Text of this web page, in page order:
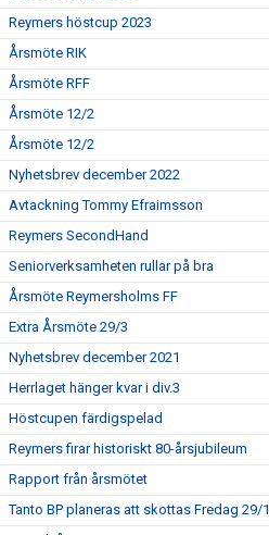
Reymers höstcup 2023
Årsmöte RIK
Årsmöte RFF
Årsmöte 12/2
Årsmöte 12/2
Nyhetsbrev december 2022
Avtackning Tommy Efraimsson
Reymers SecondHand
Seniorverksamheten rullar på bra
Årsmöte Reymersholms FF
Extra Årsmöte 29/3
Nyhetsbrev december 2021
Herrlaget hänger kvar i div.3
Höstcupen färdigspelad
Reymers firar historiskt 80-årsjubileum
Rapport från årsmötet
Tanto BP planeras att skottas Fredag 29/1